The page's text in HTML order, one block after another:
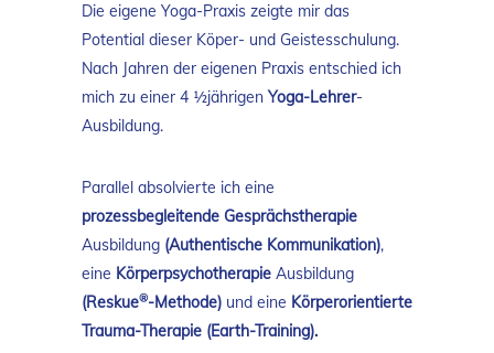
Die eigene Yoga-Praxis zeigte mir das
Potential dieser Köper- und Geistesschulung.
Nach Jahren der eigenen Praxis entschied ich
mich zu einer 4 ½jährigenYoga-Lehrer-
Ausbildung.
Parallel absolvierte ich eine
prozessbegleitende Gesprächstherapie
Ausbildung (Authentische Kommunikation),
eine Körperpsychotherapie Ausbildung
(Reskue®-Methode) und eine Körperorientierte
Trauma-Therapie (Earth-Training).